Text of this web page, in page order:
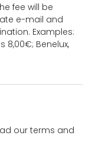
fee will be
e-mail and
Examples:
8,00€; Benelux,
our terms and